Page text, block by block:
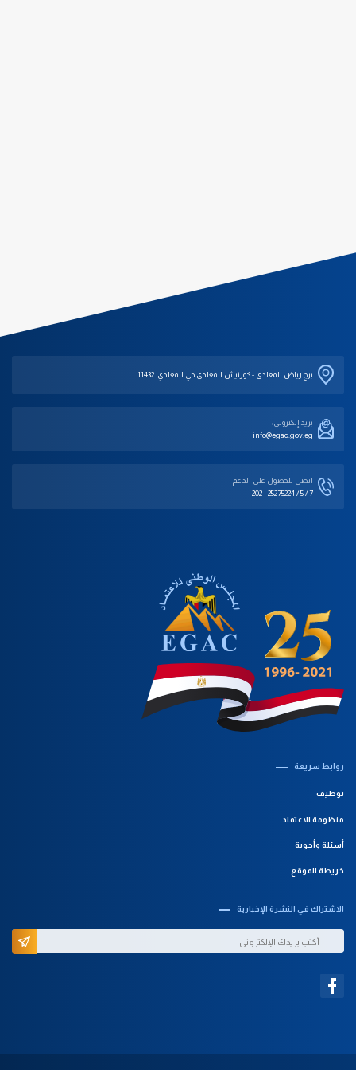
برج رياض المعادى - كورنيش المعادى حي المعادي، 11432
بريد إلكتروني:
info@egac.gov.eg
اتصل للحصول على الدعم‎
202 - 25275224 / 5 / 7
روابط سريعة‎
توظيف
منظومة الاعتماد
أسئلة وأجوبة
خريطة الموقع
الاشتراك في النشرة الإخبارية